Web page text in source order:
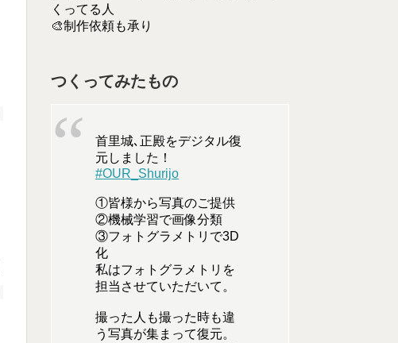
くってる人
🎨制作依頼も承り
つくってみたもの
首里城､正殿をデジタル復
元しました！
#OUR_Shurijo
①皆様から写真のご提供
②機械学習で画像分類
③フォトグラメトリで3D
化
私はフォトグラメトリを
担当させていただいて。
撮った人も撮った時も違
う写真が集まって復元。